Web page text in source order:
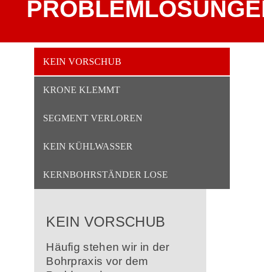
KEIN VORSCHUB
KRONE KLEMMT
SEGMENT VERLOREN
KEIN KÜHLWASSER
KERNBOHRSTÄNDER LOSE
KEIN VORSCHUB
Häufig stehen wir in der
Bohrpraxis vor dem